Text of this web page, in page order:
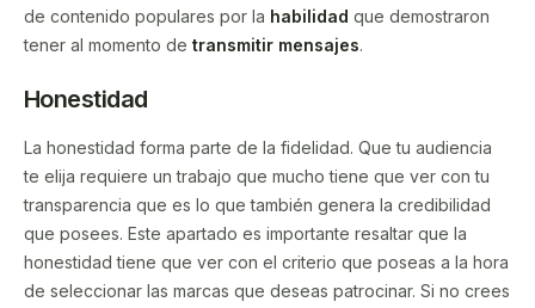
de contenido populares por la habilidad que demostraron
tener al momento de transmitir mensajes.
Honestidad
La honestidad forma parte de la fidelidad. Que tu audiencia
te elija requiere un trabajo que mucho tiene que ver con tu
transparencia que es lo que también genera la credibilidad
que posees. Este apartado es importante resaltar que la
honestidad tiene que ver con el criterio que poseas a la hora
de seleccionar las marcas que deseas patrocinar. Si no crees